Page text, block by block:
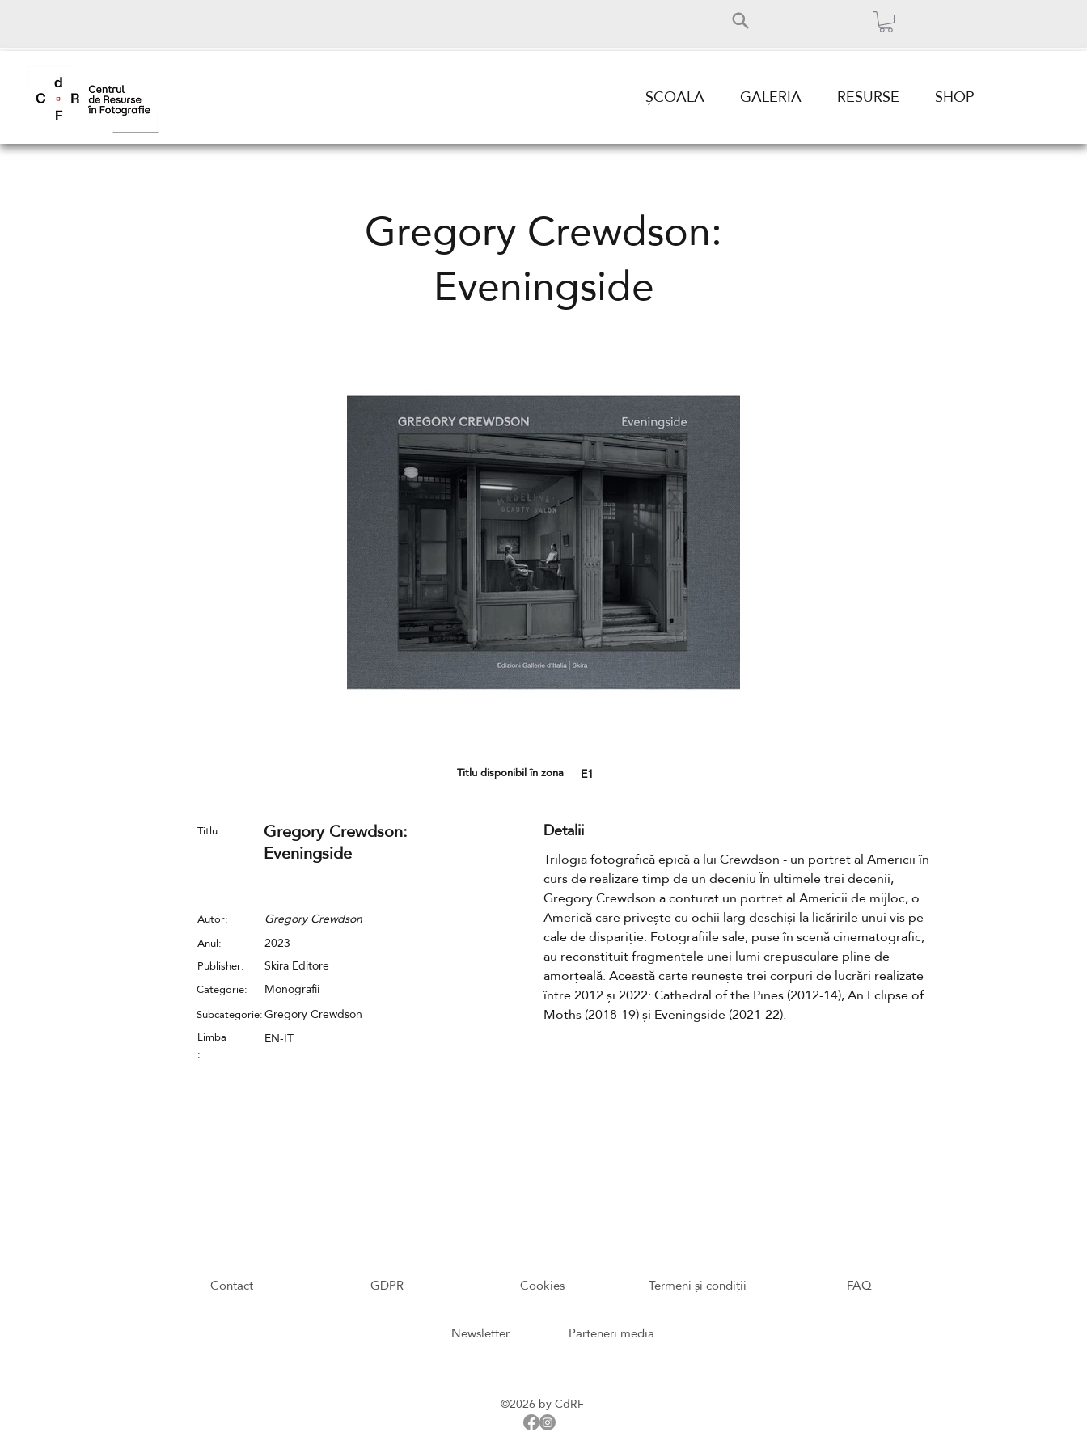
ȘCOALA GALERIA RESURSE SHOP
Gregory Crewdson:
Eveningside
Titlu disponibil în zona E1
Titlu:
Gregory Crewdson:
Eveningside
Autor: Gregory Crewdson
Anul: 2023
Publisher: Skira Editore
Categorie:
Monografii
Gregory Crewdson
Subcategorie:
Limba
:
EN-IT
Detalii
Trilogia fotografică epică a lui Crewdson - un portret al Americii în
curs de realizare timp de un deceniu În ultimele trei decenii,
Gregory Crewdson a conturat un portret al Americii de mijloc, o
Americă care privește cu ochii larg deschiși la licăririle unui vis pe
cale de dispariție. Fotografiile sale, puse în scenă cinematografic,
au reconstituit fragmentele unei lumi crepusculare pline de
amorțeală. Această carte reunește trei corpuri de lucrări realizate
între 2012 și 2022: Cathedral of the Pines (2012-14), An Eclipse of
Moths (2018-19) și Eveningside (2021-22).
Contact GDPR Cookies Termeni și condiții
Newsletter Parteneri media
FAQ
©2026 by CdRF